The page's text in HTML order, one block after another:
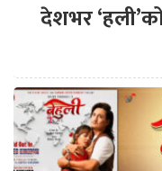
देशभर